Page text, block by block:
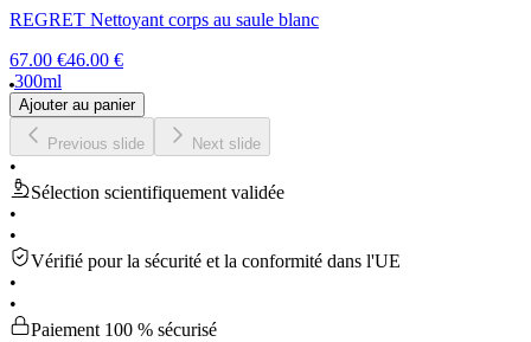
REGRET Nettoyant corps au saule blanc
67.00 €46.00 €
300ml
Ajouter au panier
Previous slide Next slide
•
Sélection scientifiquement validée
•
•
Vérifié pour la sécurité et la conformité dans l'UE
•
•
Paiement 100 % sécurisé